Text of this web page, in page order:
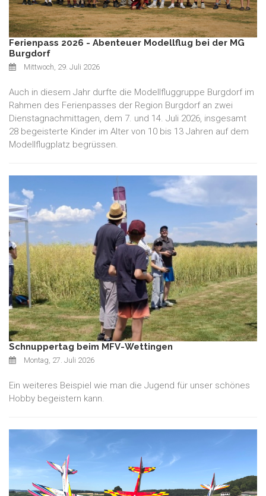
Ferienpass 2026 - Abenteuer Modellflug bei der MG
Burgdorf
Mittwoch, 29. Juli 2026
Auch in diesem Jahr durfte die Modellfluggruppe Burgdorf im
Rahmen des Ferienpasses der Region Burgdorf an zwei
Dienstagnachmittagen, dem 7. und 14. Juli 2026, insgesamt
28 begeisterte Kinder im Alter von 10 bis 13 Jahren auf dem
Modellflugplatz begrüssen.
Schnuppertag beim MFV-Wettingen
Montag, 27. Juli 2026
Ein weiteres Beispiel wie man die Jugend für unser schönes
Hobby begeistern kann.